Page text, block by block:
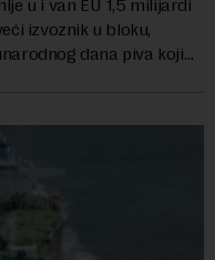
u i van EU 1,5 milijardi
izvoznik u bloku,
dana piva koji